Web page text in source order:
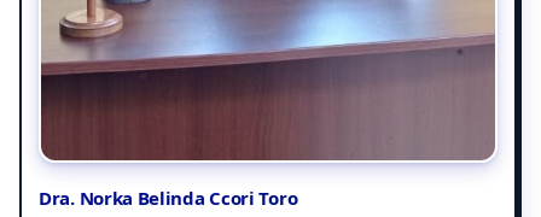
Dra. Norka Belinda Ccori Toro